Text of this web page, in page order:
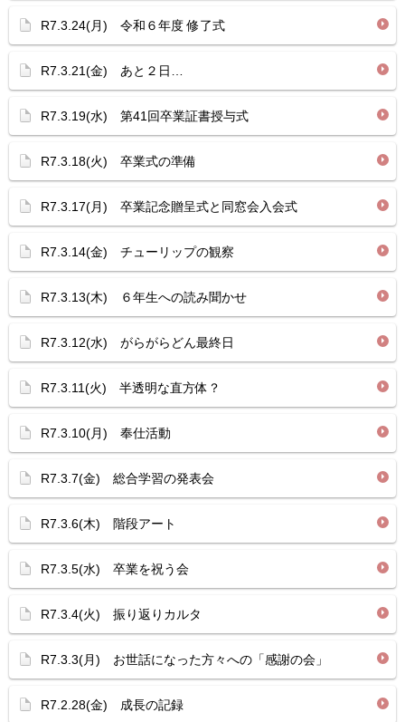
R7.3.24(月) 令和６年度 修了式
R7.3.21(金) あと２日…
R7.3.19(水) 第41回卒業証書授与式
R7.3.18(火) 卒業式の準備
R7.3.17(月) 卒業記念贈呈式と同窓会入会式
R7.3.14(金) チューリップの観察
R7.3.13(木) ６年生への読み聞かせ
R7.3.12(水) がらがらどん最終日
R7.3.11(火) 半透明な直方体？
R7.3.10(月) 奉仕活動
R7.3.7(金) 総合学習の発表会
R7.3.6(木) 階段アート
R7.3.5(水) 卒業を祝う会
R7.3.4(火) 振り返りカルタ
R7.3.3(月) お世話になった方々への「感謝の会」
R7.2.28(金) 成長の記録